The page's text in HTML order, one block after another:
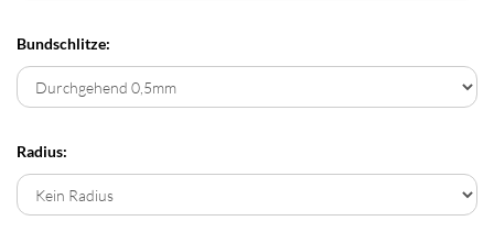
Bundschlitze:
Radius: